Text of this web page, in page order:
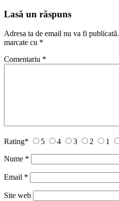
Lasă un răspuns
Adresa ta de email nu va fi publicată.
marcate cu *
Comentariu *
Rating* 5 4 3 2 1
Nume *
Email *
Site web